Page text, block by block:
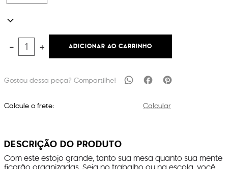
＋
－ ADICIONAR AO CARRINHO
Calcule o frete: Calcular
DESCRIÇÃO DO PRODUTO
Com este estojo grande, tanto sua mesa quanto sua mente